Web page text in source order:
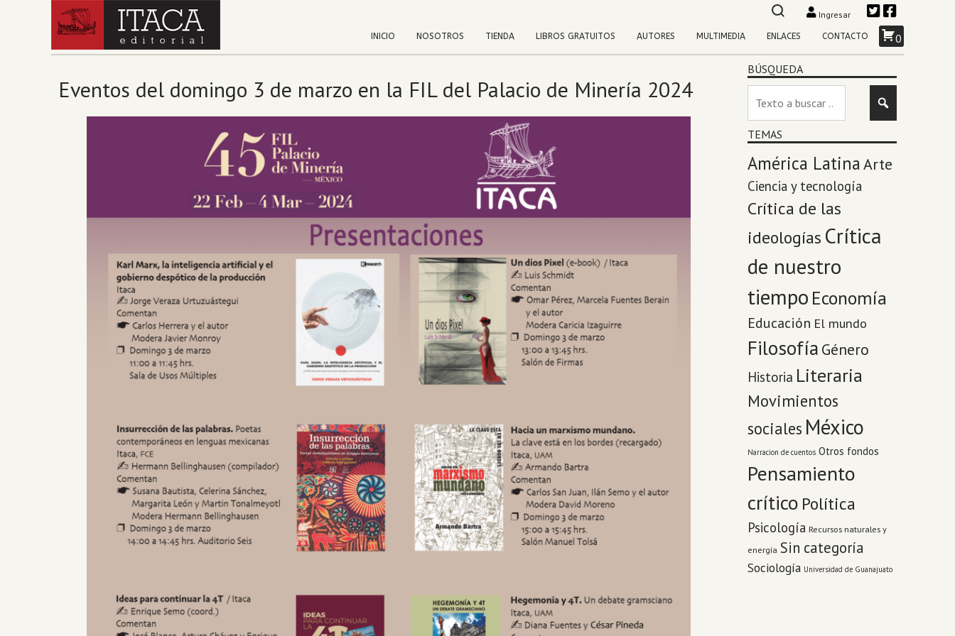
Ingresar
0
INICIO NOSOTROS TIENDA LIBROS GRATUITOS AUTORES MULTIMEDIA ENLACES CONTACTO
Eventos del domingo 3 de marzo en la FIL del Palacio de Minería 2024
BÚSQUEDA
TEMAS
América LatinaArte
Ciencia y tecnología
Crítica de las
ideologías Crítica
de nuestro
tiempo Economía
Educación El mundo
Filosofía Género
Historia Literaria
Movimientos
sociales México
Narracion de cuentos Otros fondos
Pensamiento
crítico Política
Psicología Recursos naturales y
energía Sin categoría
Sociología Universidad de Guanajuato